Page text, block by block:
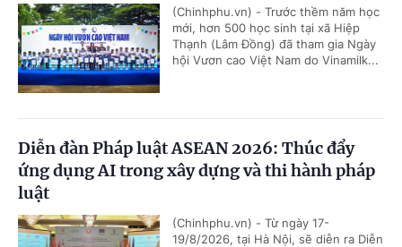
(Chinhphu.vn) - Trước thềm năm học
mới, hơn 500 học sinh tại xã Hiệp
Thạnh (Lâm Đồng) đã tham gia Ngày
hội Vươn cao Việt Nam do Vinamilk...
Diễn đàn Pháp luật ASEAN 2026: Thúc đẩy
ứng dụng AI trong xây dựng và thi hành pháp
luật
(Chinhphu.vn) - Từ ngày 17-
19/8/2026, tại Hà Nội, sẽ diễn ra Diễn